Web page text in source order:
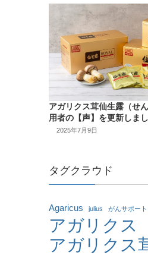
アガリクス茸仙生露（せ
用者の【声】を更新しまし
2025年7月9日
タグクラウド
Agaricus julius がんサポー
アガリクス
アガリクス